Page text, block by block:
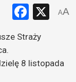
X
AA
Straży
8 listopada